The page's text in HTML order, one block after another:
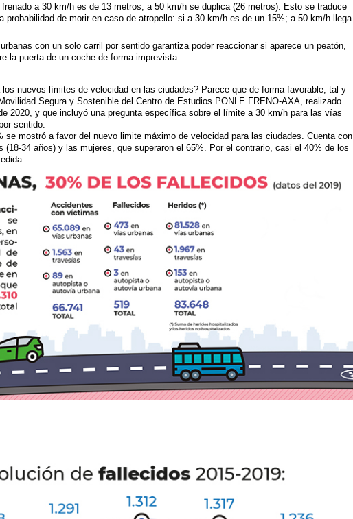
a 30 km/h es de 13 metros; a 50 km/h se duplica (26 metros). Esto se traduce
probabilidad de morir en caso de atropello: si a 30 km/h es de un 15%; a 50 km/h llega
con un solo carril por sentido garantiza poder reaccionar si aparece un peatón,
la puerta de un coche de forma imprevista.
nuevos límites de velocidad en las ciudades? Parece que de forma favorable, tal y
Segura y Sostenible del Centro de Estudios PONLE FRENO-AXA, realizado
2020, y que incluyó una pregunta específica sobre el límite a 30 km/h para las vías
sentido.
se mostró a favor del nuevo limite máximo de velocidad para las ciudades. Cuenta con
(18-34 años) y las mujeres, que superaron el 65%. Por el contrario, casi el 40% de los